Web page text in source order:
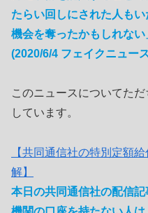
たらい回しにされた人も
機会を奪ったかもしれない
(2020/6/4 フェイクニュー
このニュースについてた
しています。
【共同通信社の特別定額
解】
本日の共同通信社の配信